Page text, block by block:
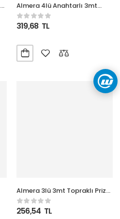
Almera 4lü Anahtarlı 3mt
Topraklı Priz (9200203)
319,68 TL
Almera 3lü 3mt Topraklı Priz
(9230103)
256,54 TL